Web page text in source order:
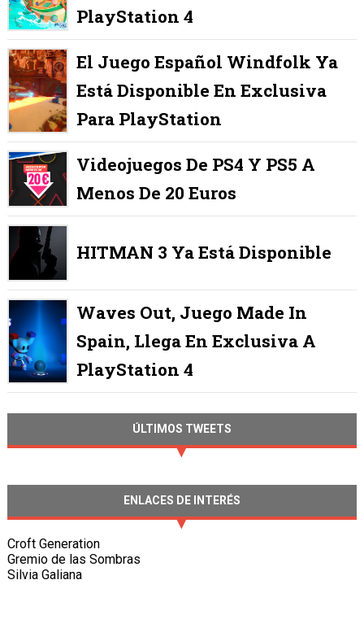
PlayStation 4
El Juego Español Windfolk Ya
Está Disponible En Exclusiva
Para PlayStation
Videojuegos De PS4 Y PS5 A
Menos De 20 Euros
HITMAN 3 Ya Está Disponible
Waves Out, Juego Made In
Spain, Llega En Exclusiva A
PlayStation 4
ÚLTIMOS TWEETS
ENLACES DE INTERÉS
Croft Generation
Gremio de las Sombras
Silvia Galiana